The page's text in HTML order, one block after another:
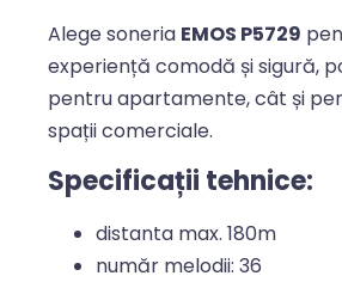
Alege soneria EMOS P5729
experiență comodă și sigură,
pentru apartamente, cât și
spații comerciale.
Specificații tehnice:
distanta max. 180m
număr melodii: 36